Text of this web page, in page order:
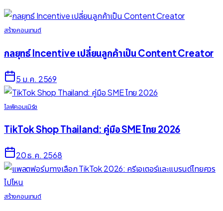
สร้างคอนเทนต์
กลยุทธ์ Incentive เปลี่ยนลูกค้าเป็น Content Creator
5 ม.ค. 2569
ไลฟ์คอมเมิร์ซ
TikTok Shop Thailand: คู่มือ SME ไทย 2026
20 ธ.ค. 2568
สร้างคอนเทนต์